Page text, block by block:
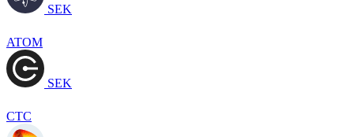
SEK
ATOM
SEK
CTC